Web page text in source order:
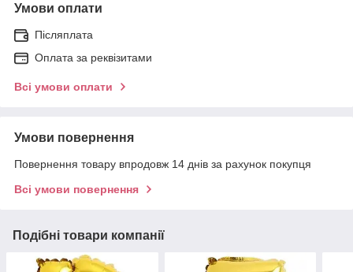
Умови оплати
Післяплата
Оплата за реквізитами
Всі умови оплати
Умови повернення
Повернення товару впродовж 14 днів за рахунок покупця
Всі умови повернення
Подібні товари компанії